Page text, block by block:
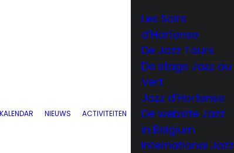
KALENDAR NIEUWS ACTIVITEITEN
Les Soirs
d’Hortense
De Jazz Tours
De stage Jazz au
Vert
Jazz d’Hortense
De website Jazz
in Belgium
International Jazz